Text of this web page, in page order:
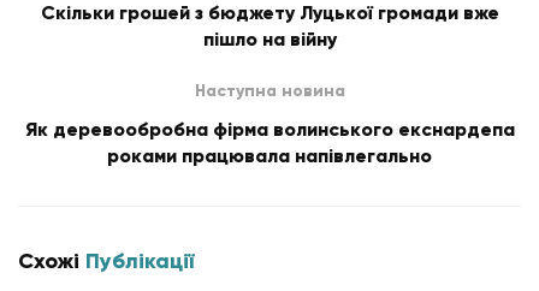
Скільки грошей з бюджету Луцької громади вже
пішло на війну
Наступна новина
Як деревообробна фірма волинського екснардепа
роками працювала напівлегально
Схожі Публікації